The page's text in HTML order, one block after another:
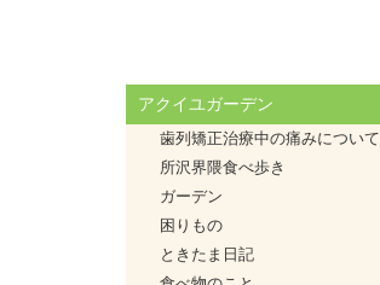
アクイユガーデン
歯列矯正治療中の痛みについて
所沢界隈食べ歩き
ガーデン
困りもの
ときたま日記